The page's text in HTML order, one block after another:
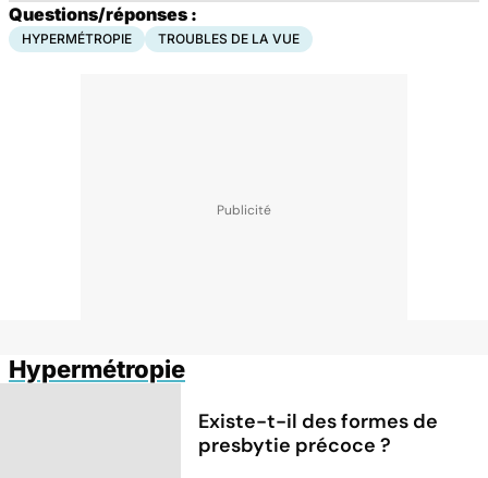
Questions/réponses :
HYPERMÉTROPIE TROUBLES DE LA VUE
Hypermétropie
Existe-t-il des formes de
presbytie précoce ?